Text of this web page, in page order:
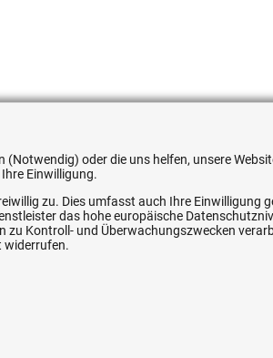
Vorteile
oder die uns helfen, unsere
Einwilligung.
zu. Dies umfasst auch Ihre Einwilligung
das hohe europäische
Kontroll- und Überwachungszwecken
widerrufen.